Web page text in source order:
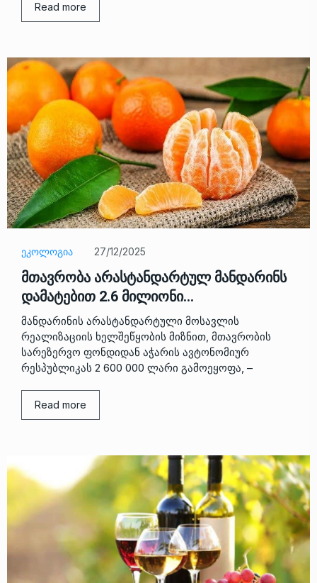
Read more
ᲔᲙᲝᲚᲝᲒᲘᲐ 27/12/2025
მთავრობა არასტანდარტულ მანდარინს
დამატებით 2.6 მილიონი…
მანდარინის არასტანდარტული მოსავლის
რეალიზაციის ხელშეწყობის მიზნით, მთავრობის
სარეზერვო ფონდიდან აჭარის ავტონომიურ
რესპუბლიკას 2 600 000 ლარი გამოეყოფა, –
Read more